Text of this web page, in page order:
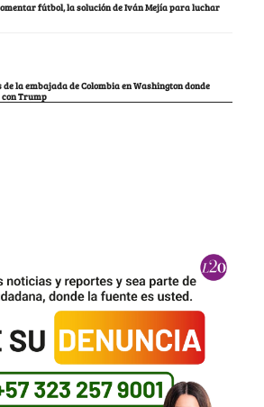
fútbol, la solución de Iván Mejía para luchar
de la embajada de Colombia en Washington donde
Trump